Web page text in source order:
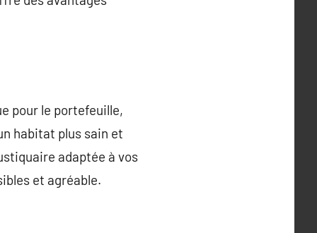
pour le portefeuille,
habitat plus sain et
adaptée à vos
et agréable.